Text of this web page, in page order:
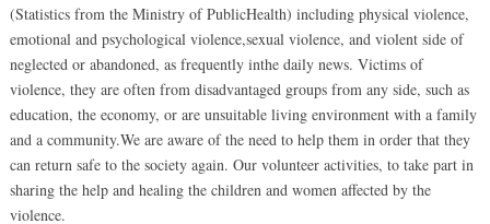
(Statistics from the Ministry of PublicHealth) including physical violence,
emotional and psychological violence,sexual violence, and violent side of
neglected or abandoned, as frequently inthe daily news. Victims of
violence, they are often from disadvantaged groups from any side, such as
education, the economy, or are unsuitable living environment with a family
and a community.We are aware of the need to help them in order that they
can return safe to the society again. Our volunteer activities, to take part in
sharing the help and healing the children and women affected by the
violence.